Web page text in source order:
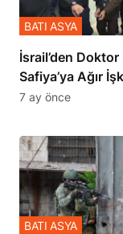
İsrail’den Doktor
Safiya’ya Ağır
BATI ASYA
7 ay önce
BATI ASYA